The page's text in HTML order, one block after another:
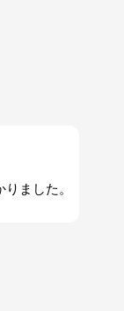
ました。